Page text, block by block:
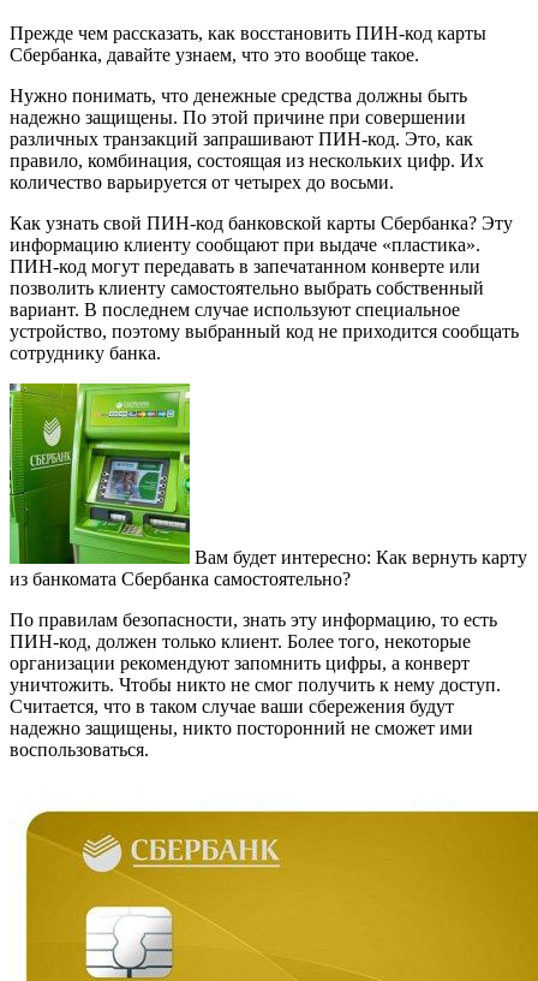
Прежде чем рассказать, как восстановить ПИН-код карты
Сбербанка, давайте узнаем, что это вообще такое.
Нужно понимать, что денежные средства должны быть
надежно защищены. По этой причине при совершении
различных транзакций запрашивают ПИН-код. Это, как
правило, комбинация, состоящая из нескольких цифр. Их
количество варьируется от четырех до восьми.
Как узнать свой ПИН-код банковской карты Сбербанка? Эту
информацию клиенту сообщают при выдаче «пластика».
ПИН-код могут передавать в запечатанном конверте или
позволить клиенту самостоятельно выбрать собственный
вариант. В последнем случае используют специальное
устройство, поэтому выбранный код не приходится сообщать
сотруднику банка.
Вам будет интересно: Как вернуть карту
из банкомата Сбербанка самостоятельно?
По правилам безопасности, знать эту информацию, то есть
ПИН-код, должен только клиент. Более того, некоторые
организации рекомендуют запомнить цифры, а конверт
уничтожить. Чтобы никто не смог получить к нему доступ.
Считается, что в таком случае ваши сбережения будут
надежно защищены, никто посторонний не сможет ими
воспользоваться.